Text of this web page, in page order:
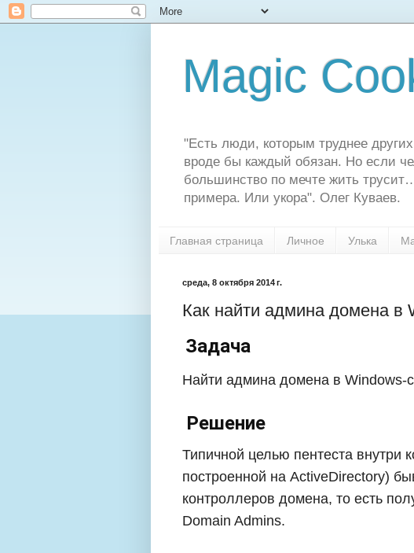
Magic
"Есть люди, которым труднее
вроде бы каждый обязан. Но если
большинство по мечте жить
примера. Или укора". Олег Куваев.
Главная страница Личное Улька
среда, 8 октября 2014 г.
Как найти админа домена в
Задача
Найти админа домена в Windows-
Решение
Типичной целью пентеста внутри
построенной на ActiveDirectory)
контроллеров домена, то есть
Domain Admins.